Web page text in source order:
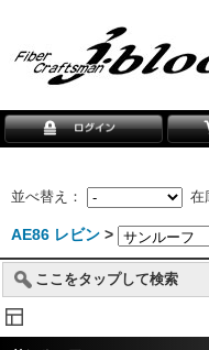
並べ替え： 在
AE86 レビン >
ここをタップして検索